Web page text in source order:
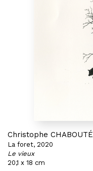
Christophe CHABOUTÉ
La foret, 2020
Le vieux
20,1 x 18 cm